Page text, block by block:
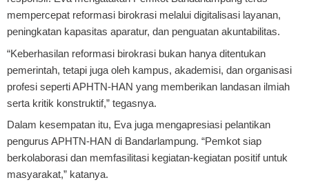
mempercepat reformasi birokrasi melalui digitalisasi layanan,
peningkatan kapasitas aparatur, dan penguatan akuntabilitas.
“Keberhasilan reformasi birokrasi bukan hanya ditentukan
pemerintah, tetapi juga oleh kampus, akademisi, dan organisasi
profesi seperti APHTN-HAN yang memberikan landasan ilmiah
serta kritik konstruktif,” tegasnya.
Dalam kesempatan itu, Eva juga mengapresiasi pelantikan
pengurus APHTN-HAN di Bandarlampung. “Pemkot siap
berkolaborasi dan memfasilitasi kegiatan-kegiatan positif untuk
masyarakat,” katanya.